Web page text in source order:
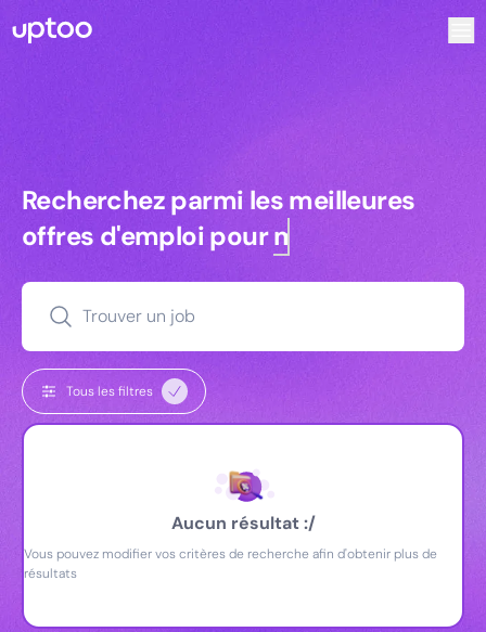
Recherchez parmi les meilleures
Recherchez parmi les meilleures
offres d'emploi pourmanagers
Trouver un job
Tous les filtres
Aucun résultat :/
Vous pouvez modifier vos critères de recherche afin d'obtenir plus de
résultats